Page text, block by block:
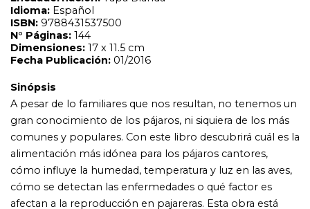
afectan a la reproducción en pajareras. Esta obra está
especialmente indicada para aquellas personas que
deseen conocer con mayor profundidad a estos
apasionantes y hermosos animales.